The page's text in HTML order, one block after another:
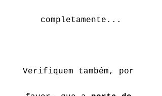
completamente...
Verifiquem também, por